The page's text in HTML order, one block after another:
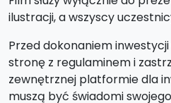
ilustracji, a wszyscy
Przed dokonaniem
stronę z regulaminem i
zewnętrznej platformie dla
muszą być świadomi